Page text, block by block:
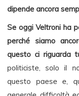
dipende ancora
Se oggi Veltroni ha
perché siamo
questo ci riguarda
politiciste, solo il
questo paese e,